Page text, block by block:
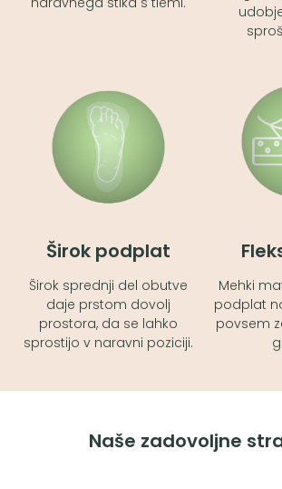
Širok podplat
Širok sprednji del obutve
daje prstom dovolj
prostora, da se lahko
sprostijo v naravni poziciji.
Mehki
podplat
povsem
Naše zadovoljne